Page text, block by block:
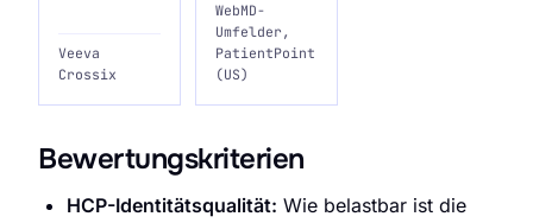
Veeva
Crossix
WebMD-
Umfelder,
PatientPoint
(US)
Bewertungskriterien
HCP-Identitätsqualität: Wie belastbar ist die